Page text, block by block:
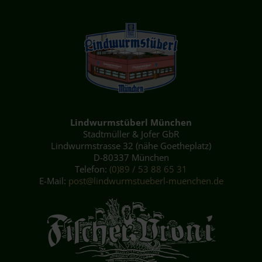
Lindwurmstüberl München
Stadtmüller & Jofer GbR
Lindwurmstrasse 32 (nähe Goetheplatz)
D-80337 München
Telefon: (0)89 / 53 88 65 31
E-Mail: post@lindwurmstueberl-muenchen.de